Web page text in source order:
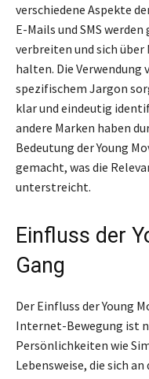
verschiedene Aspekte
E-Mails und SMS
verbreiten und sich über
halten. Die
spezifischem Jargon
klar und eindeutig
andere Marken haben
Bedeutung der Young
gemacht, was die
unterstreicht.
Einfluss der
Gang
Der Einfluss der Young
Internet-Bewegung ist
Persönlichkeiten wie
Lebensweise, die sich